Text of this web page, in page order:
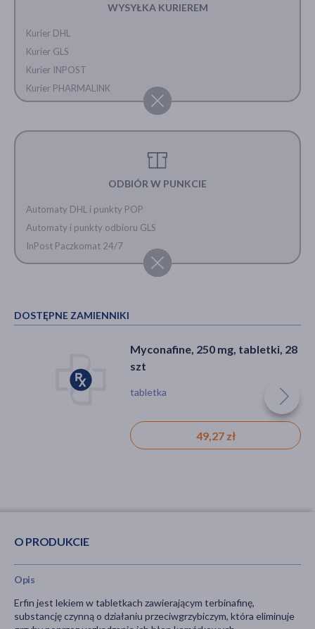
WYSYŁKA KURIEREM
Kurier DHL
Kurier GLS
Kurier INPOST
Kurier PHARMALINK
ODBIÓR W PUNKCIE
Automaty DHL i punkty POP
Automaty i punkty odbioru GLS
InPost Paczkomat 24/7
DOSTĘPNE ZAMIENNIKI
Myconafine, 250 mg, tabletki, 28
szt
tabletka
49,27 zł
O PRODUKCIE
Opis
Erfin jest lekiem w tabletkach zawierającym terbinafinę,
substancję czynną o działaniu przeciwgrzybiczym, która eliminuje